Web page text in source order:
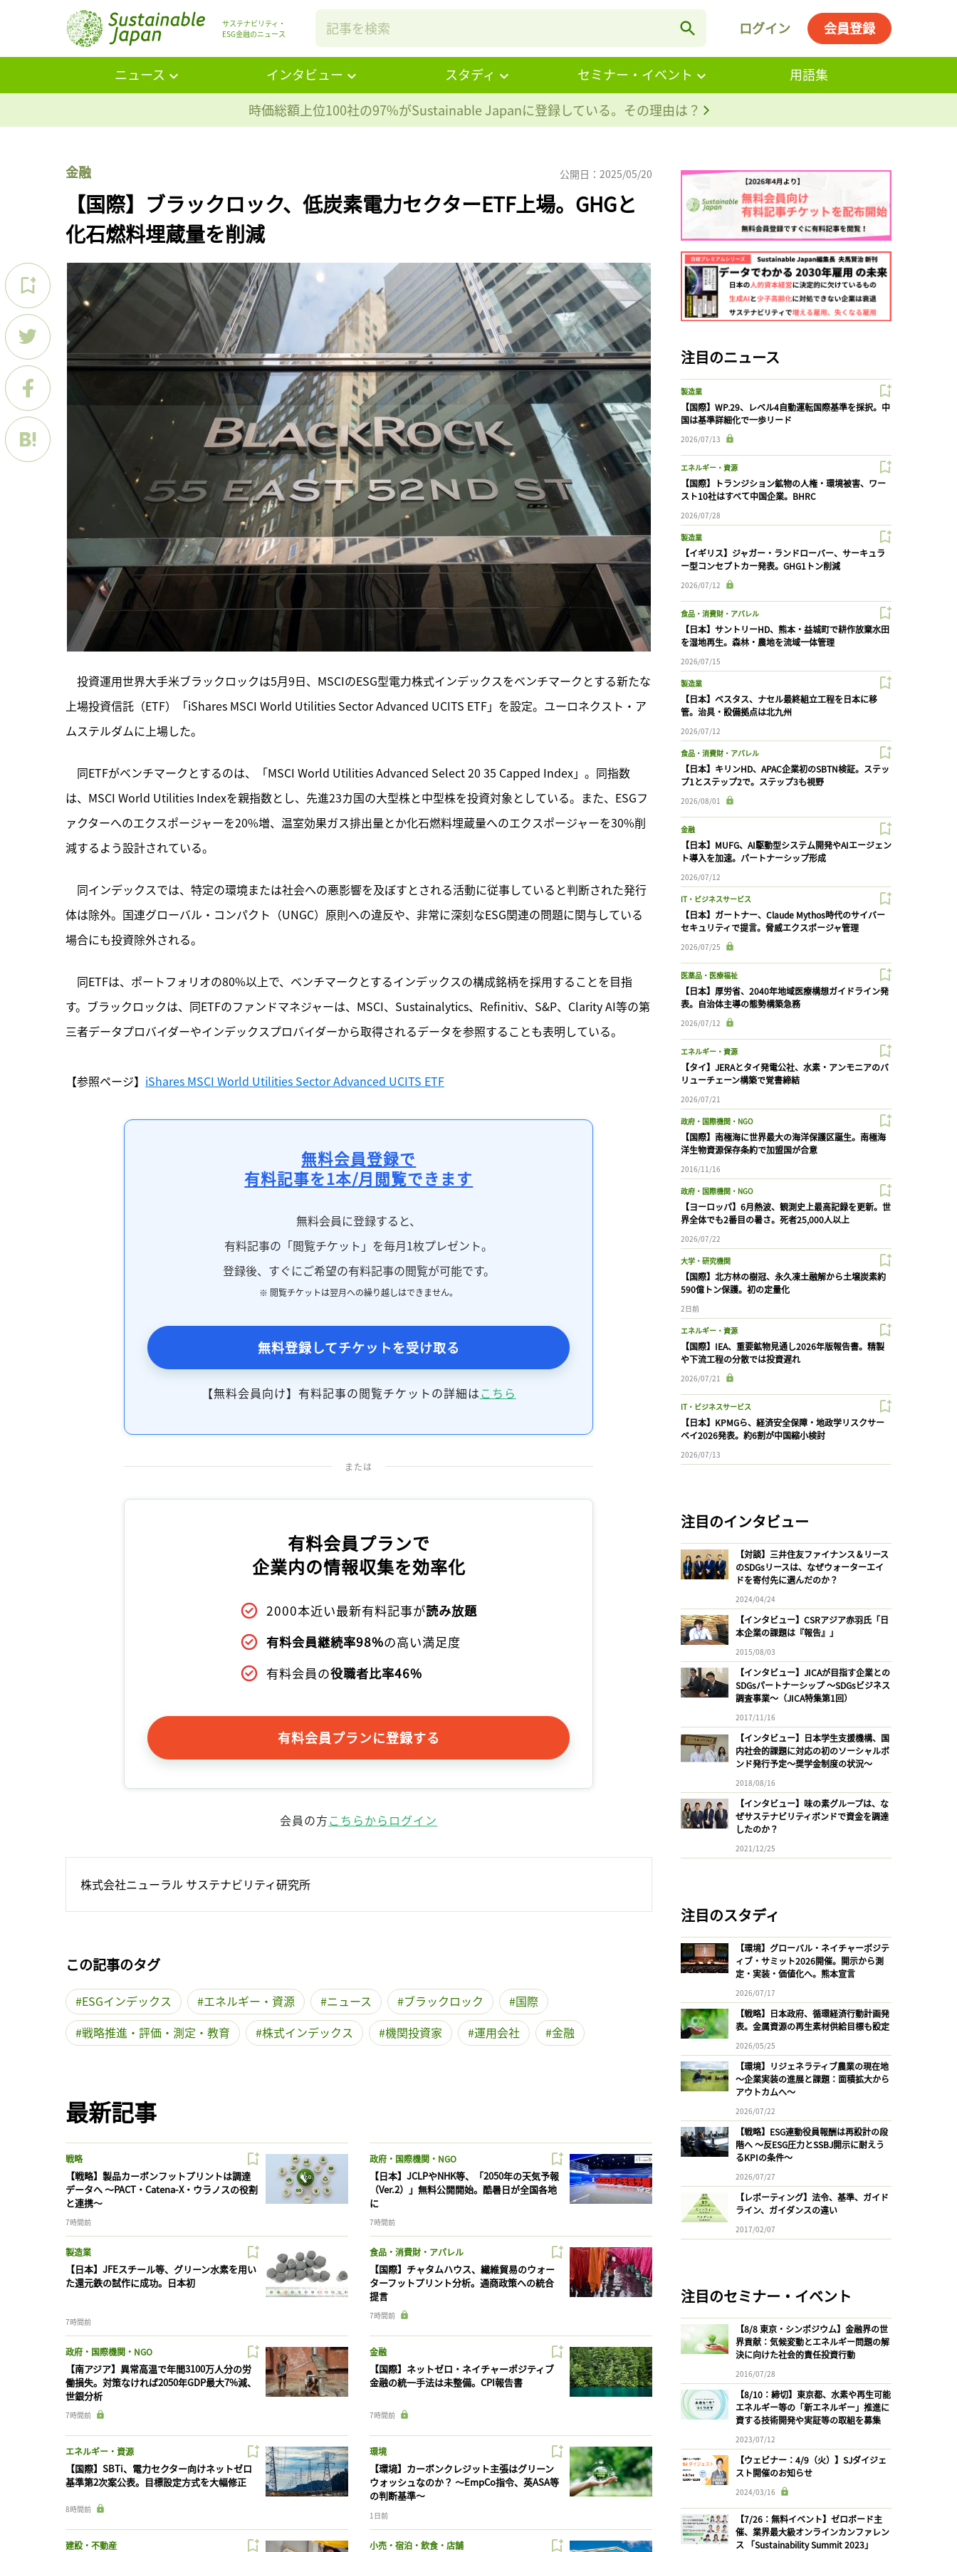
サステナビリティ・
ESG金融のニュース
ログイン 会員登録
ニュース インタビュー スタディ セミナー・イベント
用語集
時価総額上位100社の97%がSustainable Japanに登録している。その理由は？
金融 公開日：2025/05/20
【国際】ブラックロック、低炭素電力セクターETF上場。GHGと
化石燃料埋蔵量を削減
投資運用世界大手米ブラックロックは5月9日、MSCIのESG型電力株式インデックスをベンチマークとする新たな
上場投資信託（ETF）「iShares MSCI World Utilities Sector Advanced UCITS ETF」を設定。ユーロネクスト・ア
ムステルダムに上場した。
同ETFがベンチマークとするのは、
「MSCI World Utilities Advanced Select 20 35 Capped Index」。同指数
は、MSCI World Utilities Indexを親指数とし、先進23カ国の大型株と中型株を投資対象としている。また、ESGフ
ァクターへのエクスポージャーを20%増、温室効果ガス排出量とか化石燃料埋蔵量へのエクスポージャーを30%削
減するよう設計されている。
同インデックスでは、特定の環境または社会への悪影響を及ぼすとされる活動に従事していると判断された発行
体は除外。国連グローバル・コンパクト（UNGC）原則への違反や、非常に深刻なESG関連の問題に関与している
場合にも投資除外される。
同ETFは、ポートフォリオの80%以上で、ベンチマークとするインデックスの構成銘柄を採用することを目指
す。ブラックロックは、同ETFのファンドマネジャーは、MSCI、Sustainalytics、Refinitiv、S&P、Clarity AI等の第
三者データプロバイダーやインデックスプロバイダーから取得されるデータを参照することも表明している。
【参照ページ】 iShares MSCI World Utilities Sector Advanced UCITS ETF
無料会員登録で
有料記事を1本/月閲覧できます
無料会員に登録すると、
有料記事の「閲覧チケット」を毎月1枚プレゼント。
登録後、すぐにご希望の有料記事の閲覧が可能です。
※ 閲覧チケットは翌月への繰り越しはできません。
無料登録してチケットを受け取る
【無料会員向け】有料記事の閲覧チケットの詳細はこちら
または
有料会員プランで
企業内の情報収集を効率化
2000本近い最新有料記事が読み放題
有料会員継続率98%の高い満足度
有料会員の役職者比率46%
有料会員プランに登録する
会員の方こちらからログイン
株式会社ニューラル サステナビリティ研究所
この記事のタグ
ESGインデックス エネルギー・資源 ニュース ブラックロック
国際
戦略推進・評価・測定・教育
株式インデックス 機関投資家 運用会社 金融
最新記事
戦略
【戦略】製品カーボンフットプリントは調達
データへ 〜PACT・Catena-X・ウラノスの役割
と連携〜
7時間前
政府・国際機関・NGO
【日本】JCLPやNHK等、「2050年の天気予報
（Ver.2）」無料公開開始。酷暑日が全国各地
に
7時間前
製造業
【日本】JFEスチール等、グリーン水素を用い
た還元鉄の試作に成功。日本初
7時間前
食品・消費財・アパレル
【国際】チャタムハウス、繊維貿易のウォー
ターフットプリント分析。通商政策への統合
提言
7時間前
政府・国際機関・NGO
【南アジア】異常高温で年間3100万人分の労
働損失。対策なければ2050年GDP最大7%減、
世銀分析
7時間前
金融
【国際】ネットゼロ・ネイチャーポジティブ
金融の統一手法は未整備。CPI報告書
7時間前
エネルギー・資源
【国際】SBTi、電力セクター向けネットゼロ
基準第2次案公表。目標設定方式を大幅修正
8時間前
環境
【環境】カーボンクレジット主張はグリーン
ウォッシュなのか？ 〜EmpCo指令、英ASA等
の判断基準〜
1日前
建設・不動産 小売・宿泊・飲食・店舗
注目のニュース
製造業
【国際】WP.29、レベル4自動運転国際基準を採択。中
国は基準詳細化で一歩リード
2026/07/13
エネルギー・資源
【国際】トランジション鉱物の人権・環境被害、ワー
スト10社はすべて中国企業。BHRC
2026/07/28
製造業
【イギリス】ジャガー・ランドローバー、サーキュラ
ー型コンセプトカー発表。GHG1トン削減
2026/07/12
食品・消費財・アパレル
【日本】サントリーHD、熊本・益城町で耕作放棄水田
を湿地再生。森林・農地を流域一体管理
2026/07/15
製造業
【日本】ベスタス、ナセル最終組立工程を日本に移
管。治具・設備拠点は北九州
2026/07/12
食品・消費財・アパレル
【日本】キリンHD、APAC企業初のSBTN検証。ステッ
プ1とステップ2で。ステップ3も視野
2026/08/01
金融
【日本】MUFG、AI駆動型システム開発やAIエージェン
ト導入を加速。パートナーシップ形成
2026/07/12
IT・ビジネスサービス
【日本】ガートナー、Claude Mythos時代のサイバー
セキュリティで提言。脅威エクスポージャ管理
2026/07/25
医薬品・医療福祉
【日本】厚労省、2040年地域医療構想ガイドライン発
表。自治体主導の態勢構築急務
2026/07/12
エネルギー・資源
【タイ】JERAとタイ発電公社、水素・アンモニアのバ
リューチェーン構築で覚書締結
2026/07/21
政府・国際機関・NGO
【国際】南極海に世界最大の海洋保護区誕生。南極海
洋生物資源保存条約で加盟国が合意
2016/11/16
政府・国際機関・NGO
【ヨーロッパ】6月熱波、観測史上最高記録を更新。世
界全体でも2番目の暑さ。死者25,000人以上
2026/07/22
大学・研究機関
【国際】北方林の樹冠、永久凍土融解から土壌炭素約
590億トン保護。初の定量化
2日前
エネルギー・資源
【国際】IEA、重要鉱物見通し2026年版報告書。精製
や下流工程の分散では投資遅れ
2026/07/21
IT・ビジネスサービス
【日本】KPMGら、経済安全保障・地政学リスクサー
ベイ2026発表。約6割が中国縮小検討
2026/07/13
注目のインタビュー
【対談】三井住友ファイナンス＆リース
のSDGsリースは、なぜウォーターエイ
ドを寄付先に選んだのか？
2024/04/24
【インタビュー】CSRアジア赤羽氏「日
本企業の課題は『報告』」
2015/08/03
【インタビュー】JICAが目指す企業との
SDGsパートナーシップ 〜SDGsビジネス
調査事業〜（JICA特集第1回）
2017/11/16
【インタビュー】日本学生支援機構、国
内社会的課題に対応の初のソーシャルボ
ンド発行予定〜奨学金制度の状況〜
2018/08/16
【インタビュー】味の素グループは、な
ぜサステナビリティボンドで資金を調達
したのか？
2021/12/25
注目のスタディ
【環境】グローバル・ネイチャーポジテ
ィブ・サミット2026開催。開示から測
定・実装・価値化へ。熊本宣言
2026/07/17
【戦略】日本政府、循環経済行動計画発
表。金属資源の再生素材供給目標も設定
2026/05/25
【環境】リジェネラティブ農業の現在地
〜企業実装の進展と課題：面積拡大から
アウトカムへ〜
2026/07/22
【戦略】ESG連動役員報酬は再設計の段
階へ 〜反ESG圧力とSSBJ開示に耐えう
るKPIの条件〜
2026/07/27
【レポーティング】法令、基準、ガイド
ライン、ガイダンスの違い
2017/02/07
注目のセミナー・イベント
【8/8 東京・シンポジウム】金融界の世
界貢献：気候変動とエネルギー問題の解
決に向けた社会的責任投資行動
2016/07/28
【8/10：締切】東京都、水素や再生可能
エネルギー等の「新エネルギー」推進に
資する技術開発や実証等の取組を募集
2023/07/12
【ウェビナー：4/9（火）】SJダイジェ
スト開催のお知らせ
2024/03/16
【7/26：無料イベント】ゼロボード主
催、業界最大級オンラインカンファレン
ス 「Sustainability Summit 2023」
記事をお気に入りに保存するには
ログイン